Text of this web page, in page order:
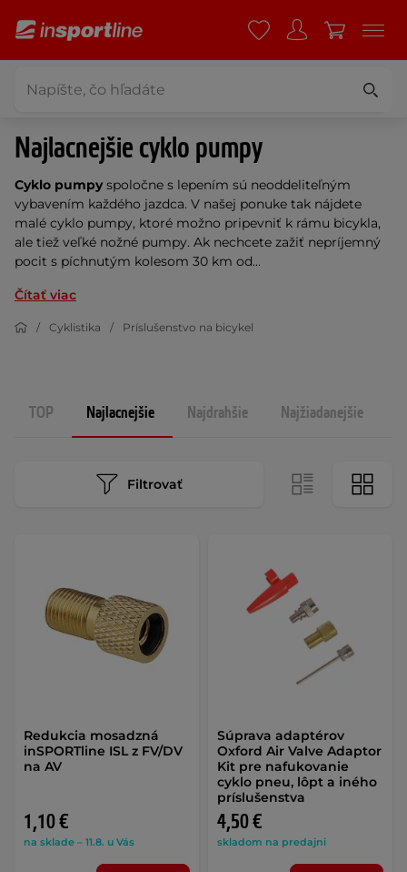
Najlacnejšie cyklo pumpy
Cyklo pumpyspoločne s lepením sú neoddeliteľným
vybavením každého jazdca. V našej ponuke tak nájdete
malé cyklo pumpy, ktoré možno pripevniť k rámu bicykla,
ale tiež veľké nožné pumpy. Ak nechcete zažiť nepríjemný
pocit s píchnutým kolesom 30 km od...
Čítať viac
Cyklistika Príslušenstvo na bicykel
TOP Najlacnejšie Najdrahšie Najžiadanejšie
Filtrovať
Redukcia mosadzná
inSPORTline ISL z FV/DV
na AV
1,10 €
na sklade – 11.8. u Vás
Súprava adaptérov
Oxford Air Valve Adaptor
Kit pre nafukovanie
cyklo pneu, lôpt a iného
príslušenstva
4,50 €
skladom na predajni